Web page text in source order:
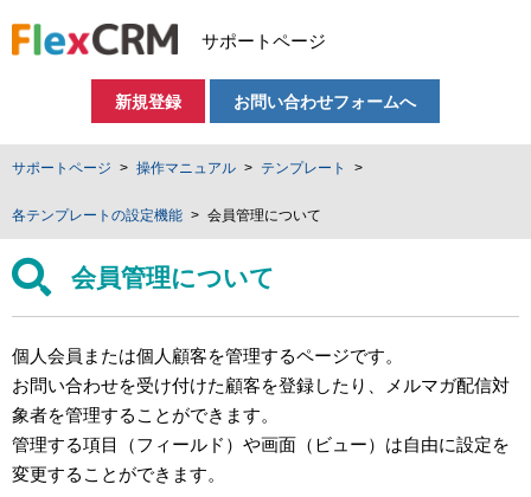
サポートページ
新規登録 お問い合わせフォームへ
サポートページ 操作マニュアル テンプレート
各テンプレートの設定機能 会員管理について
会員管理について
個人会員または個人顧客を管理するページです。
お問い合わせを受け付けた顧客を登録したり、メルマガ配信対
象者を管理することができます。
管理する項目（フィールド）や画面（ビュー）は自由に設定を
変更することができます。